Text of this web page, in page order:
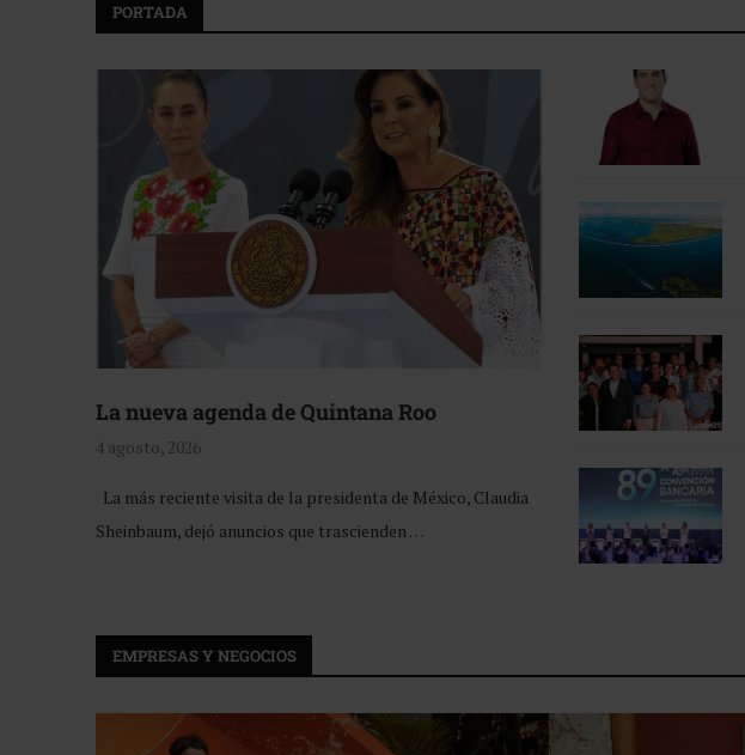
PORTADA
La nueva agenda de Quintana Roo
4 agosto, 2026
La más reciente visita de la presidenta de México, Claudia
Sheinbaum, dejó anuncios que trascienden …
EMPRESAS Y NEGOCIOS